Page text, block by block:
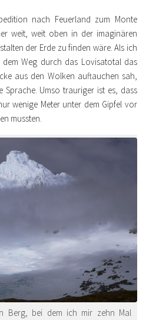
nach Feuerland zum Monte
weit, weit oben in der imaginären
der Erde zu finden wäre. Als ich
Weg durch das Lovisatotal das
aus den Wolken auftauchen sah,
Sprache. Umso trauriger ist es, dass
wenige Meter unter dem Gipfel vor
mussten.
Berg, bei dem ich mir zehn Mal